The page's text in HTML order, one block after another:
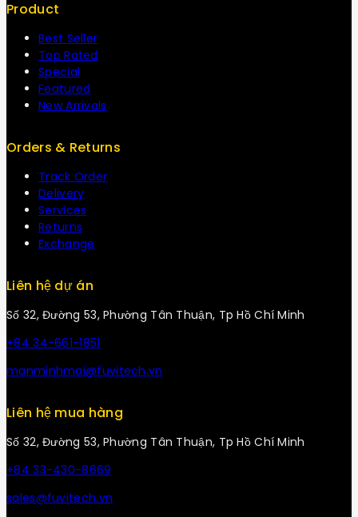
Product
Best Seller
Top Rated
Special
Featured
New Arrivals
Orders & Returns
Track Order
Delivery
Services
Returns
Exchange
Liên hệ dự án
Số 32, Đường 53, Phường Tân Thuận, Tp Hồ Chí Minh
+84 34-661-1851
manminhmai@fuvitech.vn
Liên hệ mua hàng
Số 32, Đường 53, Phường Tân Thuận, Tp Hồ Chí Minh
+84 33-430-8669
sales@fuvitech.vn